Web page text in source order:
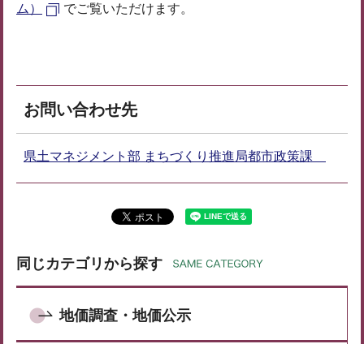
ム）
でご覧いただけます。
お問い合わせ先
県土マネジメント部 まちづくり推進局都市政策課
同じカテゴリから探す
地価調査・地価公示